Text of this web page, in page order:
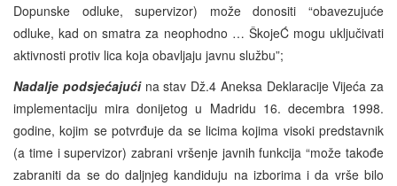
Dopunske odluke, supervizor) može donositi “obavezujuće
odluke, kad on smatra za neophodno … ŠkojeĆ mogu uključivati
aktivnosti protiv lica koja obavljaju javnu službu”;
Nadalje podsjećajućina stav Dž.4 Aneksa Deklaracije Vijeća za
implementaciju mira donijetog u Madridu 16. decembra 1998.
godine, kojim se potvrđuje da se licima kojima visoki predstavnik
(a time i supervizor) zabrani vršenje javnih funkcija “može takođe
zabraniti da se do daljnjeg kandiduju na izborima i da vrše bilo